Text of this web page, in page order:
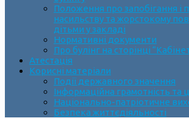
Положення про запобігання і
насильству та жорстокому
дітьми у закладі
Нормативні документи
Про булінг на сторінці
Атестація
Корисні матеріали
Події державного значення
Інформаційна грамотність та
Національно-патріотичне
Безпека життєдіяльності